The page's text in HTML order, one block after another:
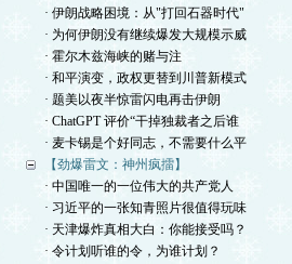
· 伊朗战略困境：从"打回石器时代"
· 为何伊朗没有继续爆发大规模示威
· 霍尔木兹海峡的赌与注
· 和平演变，政权更替到川普新模式
· 题美以夜半惊雷闪电再击伊朗
· ChatGPT 评价“干掉独裁者之后谁
· 麦卡锡是个好同志，不需要什么平
【劲爆雷文：神州疯擂】
· 中国唯一的一位伟大的共产党人
· 习近平的一张知青照片很值得玩味
· 天津爆炸真相大白：你能接受吗？
· 令计划听谁的令，为谁计划？